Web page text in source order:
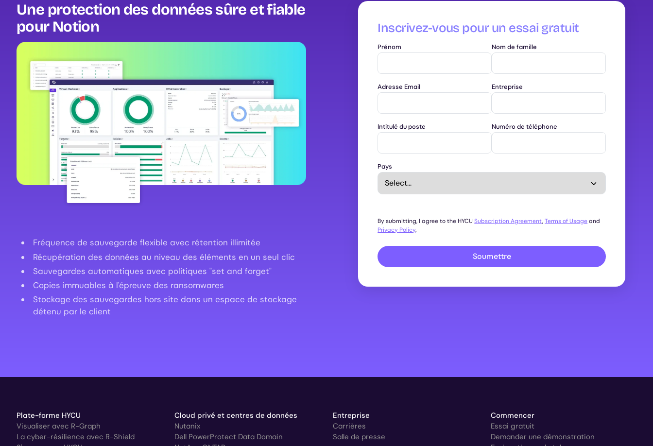
Une protection des données sûre et fiable
pour Notion
Image
Fréquence de sauvegarde flexible avec rétention illimitée
Récupération des données au niveau des éléments en un seul clic
Sauvegardes automatiques avec politiques "set and forget"
Copies immuables à l'épreuve des ransomwares
Stockage des sauvegardes hors site dans un espace de stockage
détenu par le client
Inscrivez-vous pour un essai gratuit
Prénom Nom de famille
Adresse Email Entreprise
Intitulé du poste Numéro de téléphone
Pays
By submitting, I agree to the HYCUSubscription Agreement,Terms of Usageand
Privacy Policy.
Soumettre
Plate-forme HYCU
Visualiser avec R-Graph
La cyber-résilience avec R-Shield
Cloud privé et centres de données
Nutanix
Dell PowerProtect Data Domain
Entreprise
Carrières
Salle de presse
Commencer
Essai gratuit
Demander une démonstration